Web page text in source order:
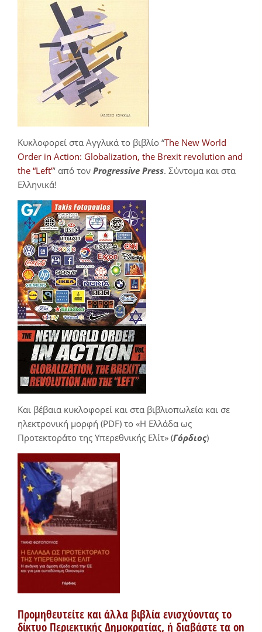
Κυκλοφορεί στα Αγγλικά το βιβλίο “The New World
Order in Action: Globalization, the Brexit revolution and
the “Left”‘ από τον Progressive Press. Σύντομα και στα
Ελληνικά!
Και βέβαια κυκλοφορεί και στα βιβλιοπωλεία και σε
ηλεκτρονική μορφή (PDF) το «Η Ελλάδα ως
Προτεκτοράτο της Υπερεθνικής Ελίτ» (Γόρδιος)
Προμηθευτείτε και άλλα βιβλία ενισχύοντας το
δίκτυο Περιεκτικής Δημοκρατίας, ή διαβάστε τα on